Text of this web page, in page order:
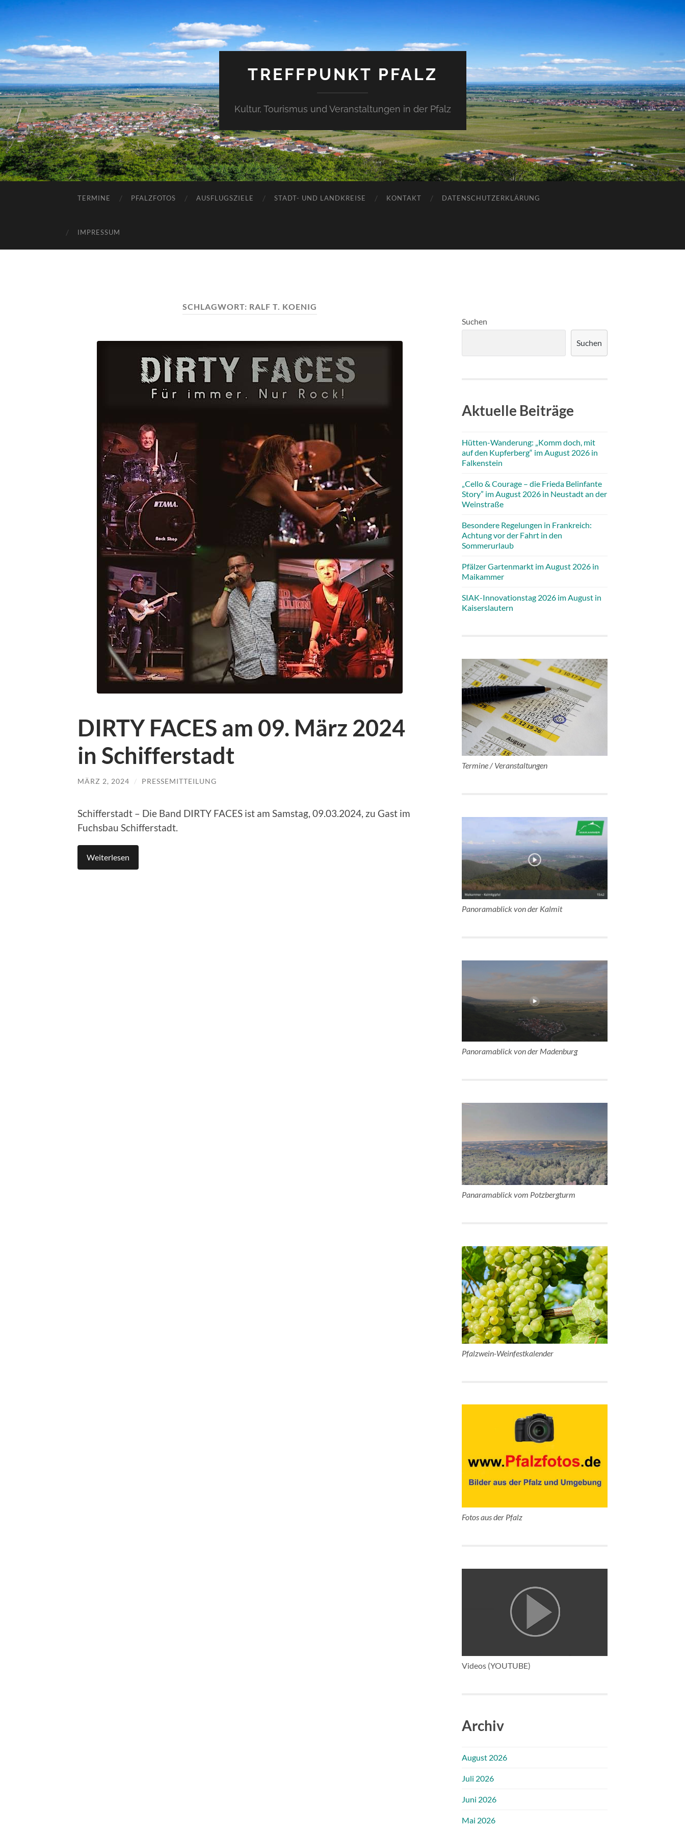
TREFFPUNKT PFALZ
Kultur, Tourismus und Veranstaltungen in der Pfalz
TERMINE PFALZFOTOS AUSFLUGSZIELE STADT- UND LANDKREISE KONTAKT DATENSCHUTZERKLÄRUNG
IMPRESSUM
SCHLAGWORT: RALF T. KOENIG
DIRTY FACES am 09. März 2024
in Schifferstadt
MÄRZ 2, 2024 / PRESSEMITTEILUNG
Schifferstadt – Die Band DIRTY FACES ist am Samstag, 09.03.2024, zu Gast im
Fuchsbau Schifferstadt.
Weiterlesen
Suchen
Suchen
Aktuelle Beiträge
Hütten-Wanderung: „Komm doch, mit
auf den Kupferberg“ im August 2026 in
Falkenstein
„Cello & Courage – die Frieda Belinfante
Story” im August 2026 in Neustadt an der
Weinstraße
Besondere Regelungen in Frankreich:
Achtung vor der Fahrt in den
Sommerurlaub
Pfälzer Gartenmarkt im August 2026 in
Maikammer
SIAK-Innovationstag 2026 im August in
Kaiserslautern
Termine / Veranstaltungen
Panoramablick von der Kalmit
Panoramablick von der Madenburg
Panaramablick vom Potzbergturm
Pfalzwein-Weinfestkalender
Fotos aus der Pfalz
Videos (YOUTUBE)
Archiv
August 2026
Juli 2026
Juni 2026
Mai 2026